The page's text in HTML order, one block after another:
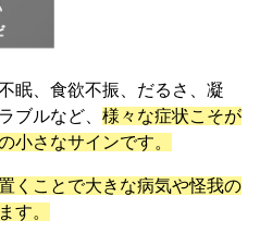
眠、食欲不振、だるさ、凝
ブルなど、 様々な症状こそが
小さなサインです。
くことで大きな病気や怪我の
す。